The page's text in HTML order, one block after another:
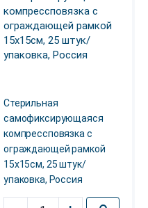
Стерильная
самофиксирующаяся
компрессповязка с
ограждающей рамкой
15х15см, 25 штук/
упаковка, Россия